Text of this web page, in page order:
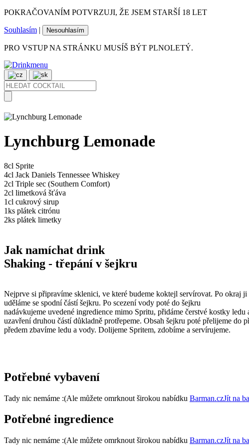
POKRAČOVANÍM POTVRZUJI, ŽE JSEM STARŠÍ 18 LET
Souhlasím | Nesouhlasím
PRO VSTUP NA STRÁNKU MUSÍŠ BÝT PLNOLETÝ.
Lynchburg Lemonade
8cl Sprite
4cl Jack Daniels Tennessee Whiskey
2cl Triple sec (Southern Comfort)
2cl limetková šťáva
1cl cukrový sirup
1ks plátek citrónu
2ks plátek limetky
Jak namíchat drink
Shaking - třepání v šejkru
Nejprve si připravíme sklenici, ve které budeme koktejl servírovat. Po okraj
uděláme se spodní částí šejkru. Po scezení vody poté do šejkru
nadávkujeme uvedené ingredience mimo Spritu, přidáme čerstvé kostky ledu
uzavření druhou částí důkladně protřepeme. Obsah šejkru poté přelijeme do
předem zbavíme ledu a vody. Dolijeme Spritem, zdobíme a servírujeme.
Potřebné vybavení
Tady nic nemáme :(Ale můžete omrknout širokou nabídku Barman.czJít na
Potřebné ingredience
Tady nic nemáme :(Ale můžete omrknout širokou nabídku Barman.czJít na